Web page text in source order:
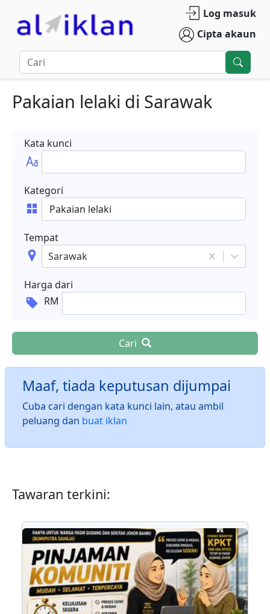
Log masuk
Cipta akaun
Pakaian lelaki di Sarawak
Kata kunci
Kategori
Tempat
Sarawak
Harga dari
RM
Cari
Maaf, tiada keputusan dijumpai
Cuba cari dengan kata kunci lain, atau ambil
peluang dan buat iklan
Tawaran terkini: